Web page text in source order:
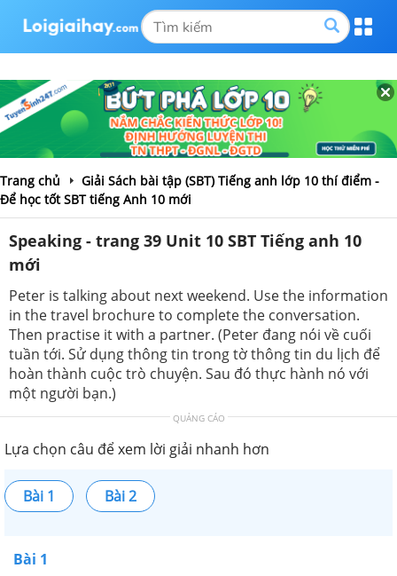
Trang chủ
Giải Sách bài tập (SBT) Tiếng anh lớp 10 thí điểm -
Để học tốt SBT tiếng Anh 10 mới
Speaking - trang 39 Unit 10 SBT Tiếng anh 10
mới
Peter is talking about next weekend. Use the information
in the travel brochure to complete the conversation.
Then practise it with a partner. (Peter đang nói về cuối
tuần tới. Sử dụng thông tin trong tờ thông tin du lịch để
hoàn thành cuộc trò chuyện. Sau đó thực hành nó với
một người bạn.)
QUẢNG CÁO
Lựa chọn câu để xem lời giải nhanh hơn
Bài 1 Bài 2
Bài 1